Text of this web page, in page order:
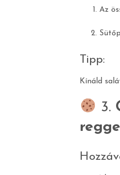
Az
Tipp:
Kínáld
3.